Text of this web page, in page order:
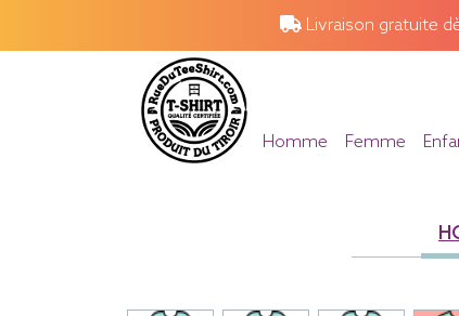
Livraison gratuite
Homme Femme